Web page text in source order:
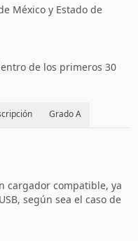
México y Estado de
de los primeros 30
Grado A
cargador compatible, ya
según sea el caso de